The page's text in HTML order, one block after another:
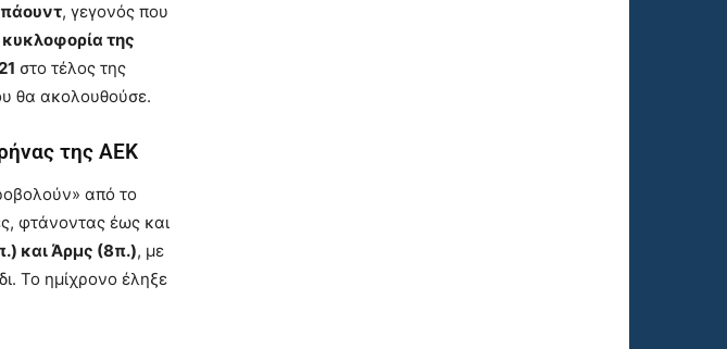
, γεγονός που
κυκλοφορία της
στο τέλος της
θα ακολουθούσε.
της ΑΕΚ
από το
φτάνοντας έως και
και Άρμς (8π.), με
Το ημίχρονο έληξε